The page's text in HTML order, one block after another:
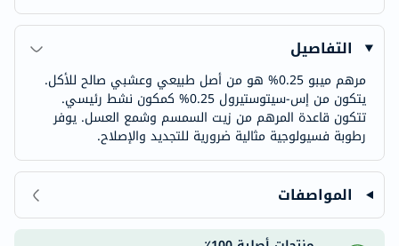
التفاصيل
مرهم ميبو 0.25% هو من أصل طبيعي وعشبي صالح للأكل.
يتكون من إس-سيتوستيرول 0.25% كمكون نشط رئيسي.
تتكون قاعدة المرهم من زيت السمسم وشمع العسل. يوفر
رطوبة فسيولوجية مثالية ضرورية للتجديد والإصلاح.
المواصفات